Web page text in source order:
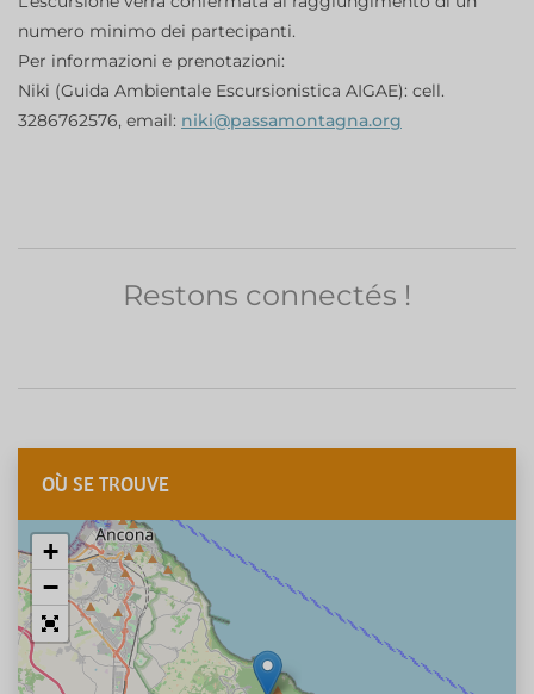
numero minimo dei partecipanti.
Per informazioni e prenotazioni:
Niki (Guida Ambientale Escursionistica AIGAE): cell.
3286762576, email: niki@passamontagna.org
Restons connectés !
OÙ SE TROUVE
+
−